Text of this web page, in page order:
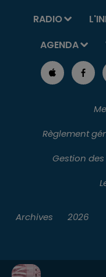
RADIO
AGENDA
Règlement
Gestion
Archives 2026